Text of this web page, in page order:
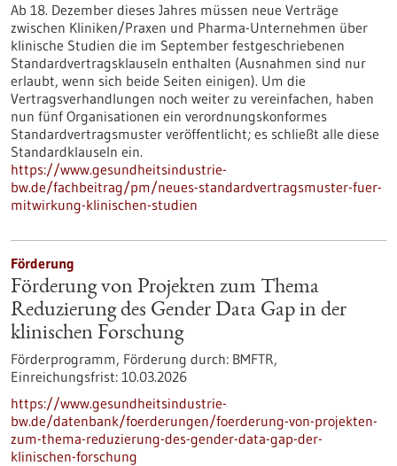
Ab 18. Dezember dieses Jahres müssen neue Verträge
zwischen Kliniken/Praxen und Pharma-Unternehmen über
klinische Studien die im September festgeschriebenen
Standardvertragsklauseln enthalten (Ausnahmen sind nur
erlaubt, wenn sich beide Seiten einigen). Um die
Vertragsverhandlungen noch weiter zu vereinfachen, haben
nun fünf Organisationen ein verordnungskonformes
Standardvertragsmuster veröffentlicht; es schließt alle diese
Standardklauseln ein.
https://www.gesundheitsindustrie-
bw.de/fachbeitrag/pm/neues-standardvertragsmuster-fuer-
mitwirkung-klinischen-studien
Förderung
Förderung von Projekten zum Thema
Reduzierung des Gender Data Gap in der
klinischen Forschung
Förderprogramm, Förderung durch: BMFTR,
Einreichungsfrist: 10.03.2026
https://www.gesundheitsindustrie-
bw.de/datenbank/foerderungen/foerderung-von-projekten-
zum-thema-reduzierung-des-gender-data-gap-der-
klinischen-forschung